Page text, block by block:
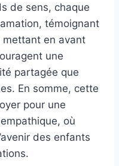
de sens, chaque
témoignant
mettant en avant
une
partagée que
En somme, cette
pour une
où
des enfants